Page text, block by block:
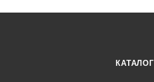
КАТАЛОГ